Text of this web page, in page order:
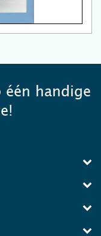
handige